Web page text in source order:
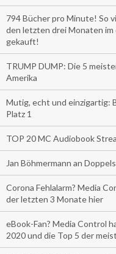
794 Bücher pro Minute! So
den letzten drei Monaten
gekauft!
TRUMP DUMP: Die 5
Amerika
Mutig, echt und einzigartig:
Platz 1
TOP 20 MC Audiobook
Jan Böhmermann an
Corona Fehlalarm? Media
der letzten 3 Monate hier
eBook-Fan? Media Control
2020 und die Top 5 der